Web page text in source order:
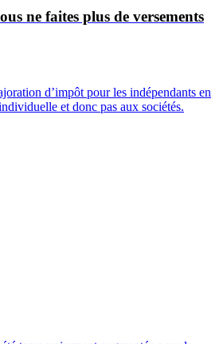
ne faites plus de versements
d’impôt pour les indépendants en
et donc pas aux sociétés.